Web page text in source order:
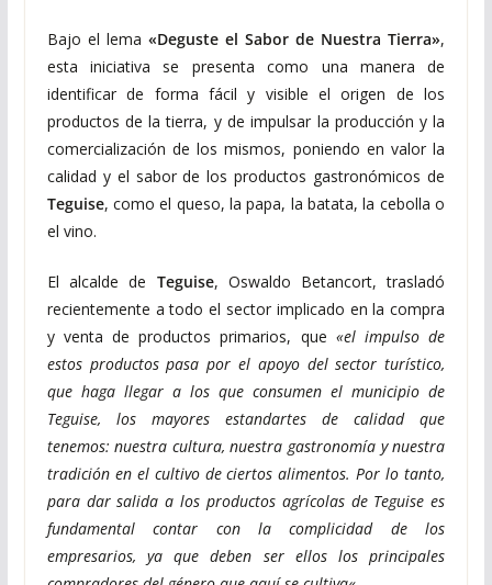
Bajo el lema «Deguste el Sabor de Nuestra Tierra»,
esta iniciativa se presenta como una manera de
identificar de forma fácil y visible el origen de los
productos de la tierra, y de impulsar la producción y la
comercialización de los mismos, poniendo en valor la
calidad y el sabor de los productos gastronómicos de
Teguise, como el queso, la papa, la batata, la cebolla o
el vino.
El alcalde de Teguise, Oswaldo Betancort, trasladó
recientemente a todo el sector implicado en la compra
y venta de productos primarios, que «el impulso de
estos productos pasa por el apoyo del sector turístico,
que haga llegar a los que consumen el municipio de
Teguise, los mayores estandartes de calidad que
tenemos: nuestra cultura, nuestra gastronomía y nuestra
tradición en el cultivo de ciertos alimentos. Por lo tanto,
para dar salida a los productos agrícolas de Teguise es
fundamental contar con la complicidad de los
empresarios, ya que deben ser ellos los principales